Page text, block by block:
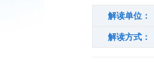
解读单位：
解读方式：